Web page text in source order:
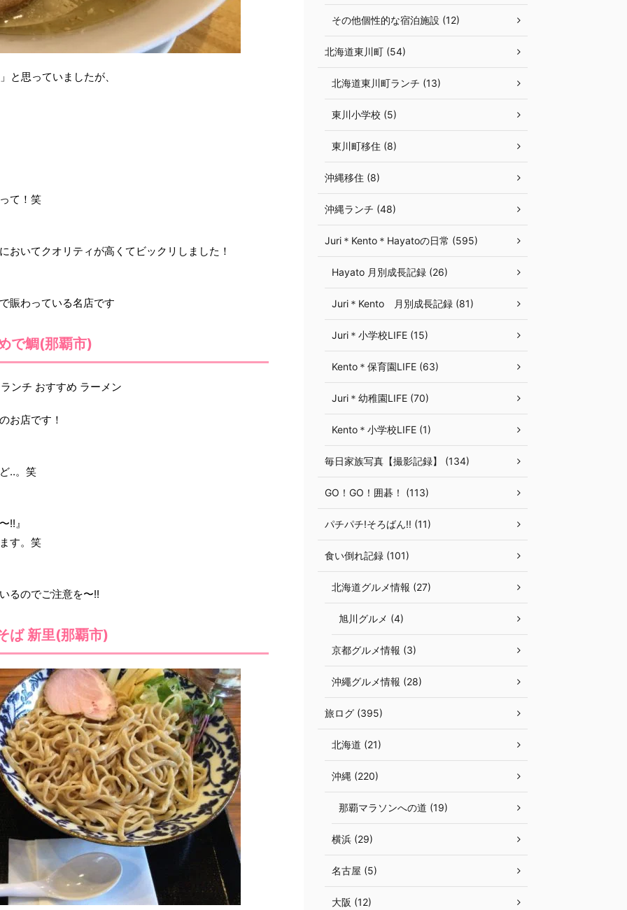
と思っていましたが、
て！笑
おいてクオリティが高くてビックリしました！
賑わっている名店です
で鯛(那覇市)
お店です！
‥。笑
!!』
す。笑
るのでご注意を〜!!
ば 新里(那覇市)
その他個性的な宿泊施設 (12)
北海道東川町 (54)
北海道東川町ランチ (13)
東川小学校 (5)
東川町移住 (8)
沖縄移住 (8)
沖縄ランチ (48)
Juri＊Kento＊Hayatoの日常 (595)
Hayato 月別成長記録 (26)
Juri＊Kento 月別成長記録 (81)
Juri＊小学校LIFE (15)
Kento＊保育園LIFE (63)
Juri＊幼稚園LIFE (70)
Kento＊小学校LIFE (1)
毎日家族写真【撮影記録】 (134)
GO！GO！囲碁！ (113)
パチパチ!そろばん!! (11)
食い倒れ記録 (101)
北海道グルメ情報 (27)
旭川グルメ (4)
京都グルメ情報 (3)
沖繩グルメ情報 (28)
旅ログ (395)
北海道 (21)
沖縄 (220)
那覇マラソンへの道 (19)
横浜 (29)
名古屋 (5)
大阪 (12)